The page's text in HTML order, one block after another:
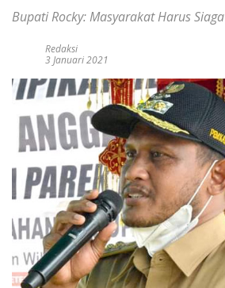
Bupati Rocky: Masyarakat Harus Siaga
Redaksi
3 Januari 2021